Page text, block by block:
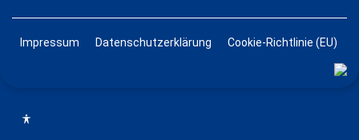
Impressum Datenschutzerklärung Cookie-Richtlinie (EU)